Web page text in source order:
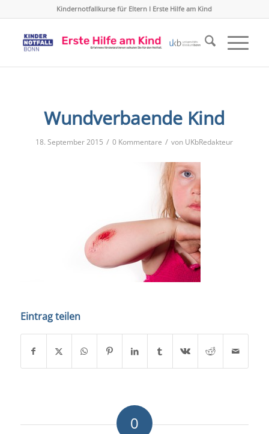
Kindernotfallkurse für Eltern I Erste Hilfe am Kind
Wundverbaende Kind
18. September 2015 / 0 Kommentare / von UKbRedakteur
Eintrag teilen
0